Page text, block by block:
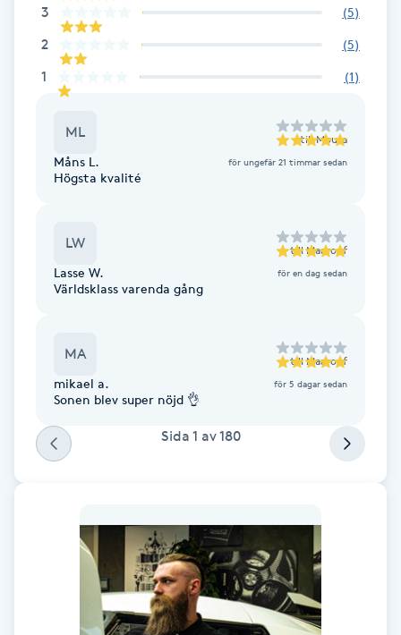
Fotsvamp
Fotvård
Fransborttagning
Fransförlängning
Friskvårdsmassage
3 (5)
2 (5)
1 (1)
ML till Mousa
Måns L. för ungefär 21 timmar sedan
Högsta kvalité
LW till Maarouf
Lasse W. för en dag sedan
Världsklass varenda gång
MA till Maarouf
mikael a. för 5 dagar sedan
Sonen blev super nöjd 👌
Sida 1 av180